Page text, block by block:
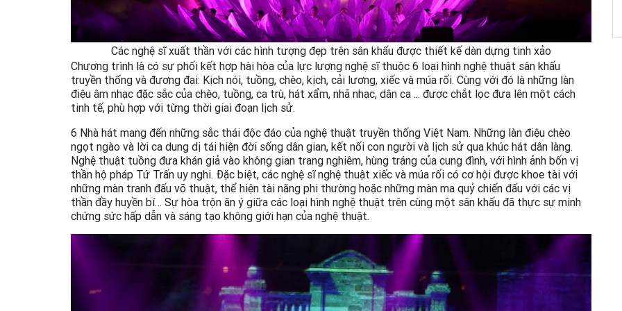
Các nghệ sĩ xuất thần với các hình tượng đẹp trên sân khấu được thiết kế dàn dựng tinh xảo
Chương trình là có sự phối kết hợp hài hòa của lực lượng nghệ sĩ thuộc 6 loại hình nghệ thuật sân khấu
truyền thống và đương đại: Kịch nói, tuồng, chèo, kịch, cải lương, xiếc và múa rối. Cùng với đó là những làn
điệu âm nhạc đặc sắc của chèo, tuồng, ca trù, hát xẩm, nhã nhạc, dân ca ... được chắt lọc đưa lên một cách
tinh tế, phù hợp với từng thời giai đoạn lịch sử.
6 Nhà hát mang đến những sắc thái độc đáo của nghệ thuật truyền thống Việt Nam. Những làn điệu chèo
ngọt ngào và lời ca dung dị tái hiện đời sống dân gian, kết nối con người và lịch sử qua khúc hát dân làng.
Nghệ thuật tuồng đưa khán giả vào không gian trang nghiêm, hùng tráng của cung đình, với hình ảnh bốn vị
thần hộ pháp Tứ Trấn uy nghi. Đặc biệt, các nghệ sĩ nghệ thuật xiếc và múa rối có cơ hội được khoe tài với
những màn tranh đấu võ thuật, thể hiện tài năng phi thường hoặc những màn ma quỷ chiến đấu với các vị
thần đầy huyền bí… Sự hòa trộn ăn ý giữa các loại hình nghệ thuật trên cùng một sân khấu đã thực sự minh
chứng sức hấp dẫn và sáng tạo không giới hạn của nghệ thuật.